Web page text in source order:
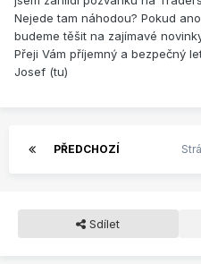
Nejede tam náhodou? Pokud
budeme těšit na zajímavé
Přeji Vám příjemný a bezpečný
Josef (tu)
PŘEDCHOZÍ
Sdílet